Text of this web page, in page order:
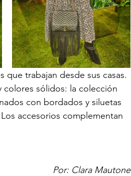
que trabajan desde sus casas.
colores sólidos: la colección
con bordados y siluetas
accesorios complementan
Por: Clara Mautone